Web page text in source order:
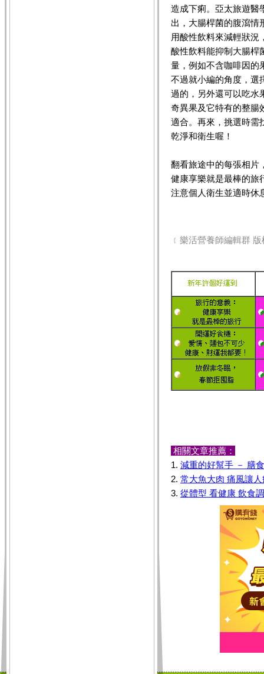
造成下痢。亞太旅遊醫
出，大腸桿菌的腹瀉情
用酸性飲料來減輕狀況
酸性飲料能抑制大腸桿
量，例如不含咖啡因的
不過就小編的角度，選
過的，另外還可以吃水
奇異果及它特有的整腸
適合。再來，挑選時需
乾淨和衛生喔！
翻看旅途中的每張相片
健康享樂就是最棒的旅
注意個人衛生並適時休
﹝樂活營養師編輯群
相關文章推薦：
1. 減重的好幫手 － 膳
2. 常大魚大肉 痛風讓人
3. 從體型 看健康 飲食